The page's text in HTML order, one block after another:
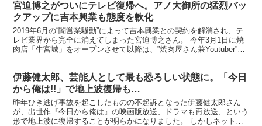
宮迫博之がついにテレビ復帰へ。アノ大御所の猛烈バッ
クアップに吉本興業も態度を軟化
2019年6月の“闇営業騒動”によって吉本興業との契約を解消され、テ
レビ業界から完全に消えてしまった宮迫博之さん。 今年3月1日に焼
肉店「牛宮城」をオープンさせて以降は、”焼肉屋さん兼Youtuber”と
伊藤健太郎、芸能人として最も恐ろしい状態に。「今日
から俺は!!」で地上波復帰も…
昨年ひき逃げ事故を起こしたものの不起訴となった伊藤健太郎さん
が、出世作『今日から俺は』の映画版放送、ドラマも再放送、という
形で地上波に復帰することが明らかになりました。 しかしネットの